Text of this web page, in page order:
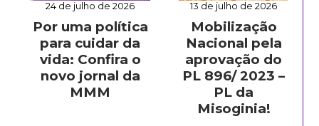
24 de julho de 2026
Por uma política
para cuidar da
vida: Confira o
novo jornal da
MMM
13 de julho de 2026
Mobilização
Nacional pela
aprovação do
PL 896/ 2023 –
PL da
Misoginia!